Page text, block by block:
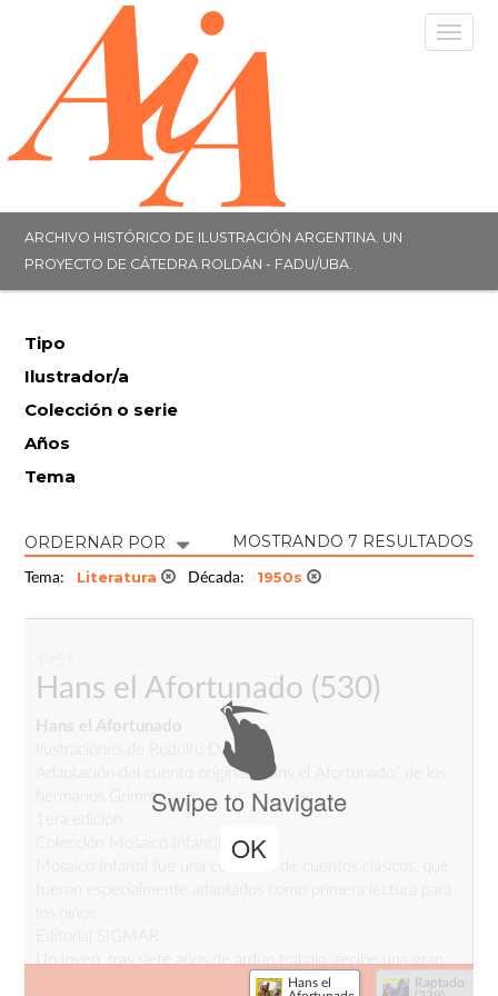
ARCHIVO HISTÓRICO DE ILUSTRACIÓN ARGENTINA. UN
PROYECTO DE CÁTEDRA ROLDÁN - FADU/UBA.
Tipo
Ilustrador/a
Colección o serie
Años
Tema
ORDERNAR POR MOSTRANDO 7 RESULTADOS
Tema: Literatura Década: 1950s
Hans el Afortunado (530)
Hans el Afortunado
Ilustraciones de Rodolfo Dan
Adaptación del cuento original “Hans el Afortunado” de los
hermanos Grimm
pepita de oro como salario. En su camino a casa, cambia el
Swipe to Navigate
OK
Hans el
Raptado